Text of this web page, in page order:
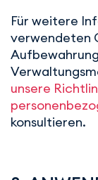
Für weitere
verwendeten
unsere
konsultieren.